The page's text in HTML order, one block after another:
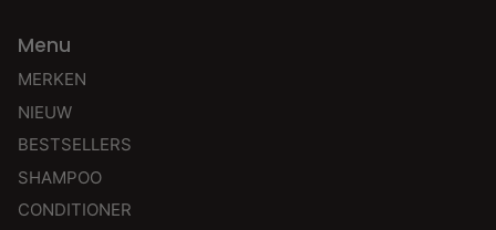
Menu
MERKEN
NIEUW
BESTSELLERS
SHAMPOO
CONDITIONER